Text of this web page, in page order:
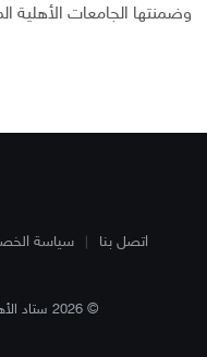
وضمنتها الجامعات الأهلية
المقالات
اتصل بنا سياسة
© 2026 ستاد الأهلي